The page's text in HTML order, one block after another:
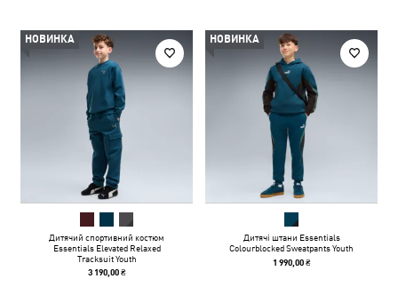
НОВИНКА
Дитячий спортивний костюм
Essentials Elevated Relaxed
Tracksuit Youth
3 190,00 ₴
НОВИНКА
Дитячі штани Essentials
Colourblocked Sweatpants Youth
1 990,00 ₴